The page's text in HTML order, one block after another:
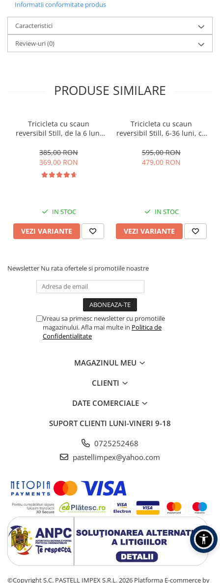
Informatii conformitate produs
Caracteristici
Review-uri(0)
PRODUSE SIMILARE
Tricicleta cu scaun
reversibil Still, de la 6 luni
roata Eva plina, siliconata
385,00 RON
369,00 RON
IN STOC
VEZI VARIANTE
Tricicleta cu scaun
reversibil Still, 6-36 luni, cu
roata cauciuc, cu lumini si
muzica, SL07
595,00 RON
479,00 RON
IN STOC
VEZI VARIANTE
Newsletter Nu rata ofertele si promotiile noastre
Vreau sa primesc newsletter cu promotiile
magazinului. Afla mai multe in Politica de
Confidentialitate
MAGAZINUL MEU
CLIENTI
DATE COMERCIALE
SUPORT CLIENTI LUNI-VINERI 9-18
0725252468
pastellimpex@yahoo.com
©Copyright S.C. PASTELL IMPEX S.R.L. 2026 Platforma E-commerce by